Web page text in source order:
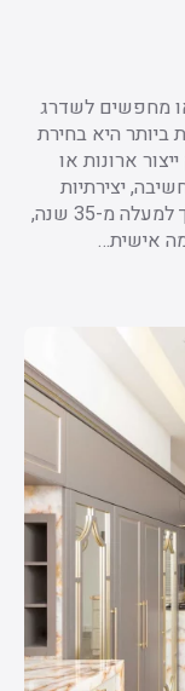
מחפשים לשדרג
היא בחירת
ארונות או
יצירתיות
והתאמה מלאה לצרכים של בני הבית. במשך למעלה מ-35 שנה,
אישית…